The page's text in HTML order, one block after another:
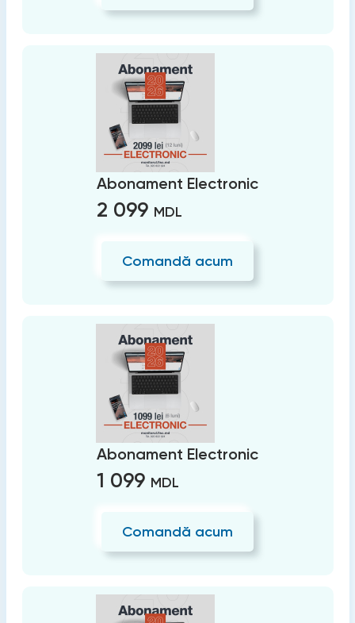
Abonament Electronic
2 099 MDL
Comandă acum
Abonament Electronic
1 099 MDL
Comandă acum